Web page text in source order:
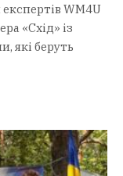
WM4U
«Схід» із
які беруть